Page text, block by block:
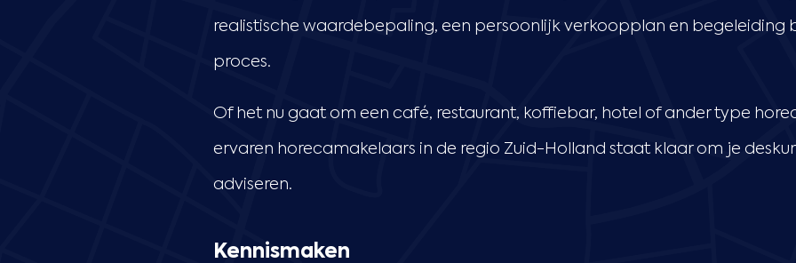
realistische waardebepaling, een persoonlijk verkoopplan en begeleiding
proces.
Of het nu gaat om een café, restaurant, koffiebar, hotel of ander type
ervaren horecamakelaars in de regio Zuid-Holland staat klaar om je
adviseren.
Kennismaken